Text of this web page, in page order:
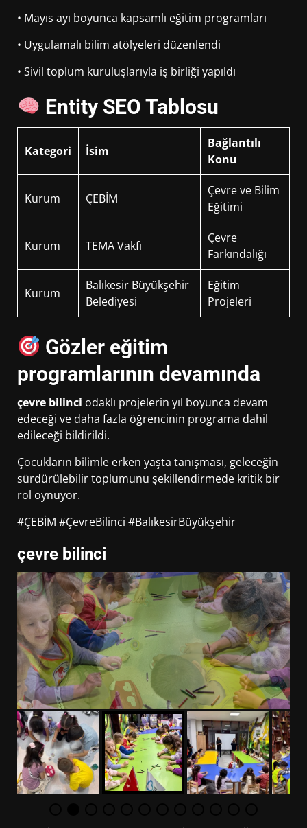
• Mayıs ayı boyunca kapsamlı eğitim programları
• Uygulamalı bilim atölyeleri düzenlendi
• Sivil toplum kuruluşlarıyla iş birliği yapıldı
Entity SEO Tablosu
Kategori İsim
Bağlantılı
Konu
Kurum ÇEBİM
Çevre ve Bilim
Eğitimi
Kurum TEMA Vakfı
Çevre
Farkındalığı
Kurum
Balıkesir Büyükşehir
Belediyesi
Eğitim
Projeleri
Gözler eğitim
programlarının devamında
çevre bilinci odaklı projelerin yıl boyunca devam
edeceği ve daha fazla öğrencinin programa dahil
edileceği bildirildi.
Çocukların bilimle erken yaşta tanışması, geleceğin
sürdürülebilir toplumunu şekillendirmede kritik bir
rol oynuyor.
#ÇEBİM #ÇevreBilinci #BalıkesirBüyükşehir
çevre bilinci